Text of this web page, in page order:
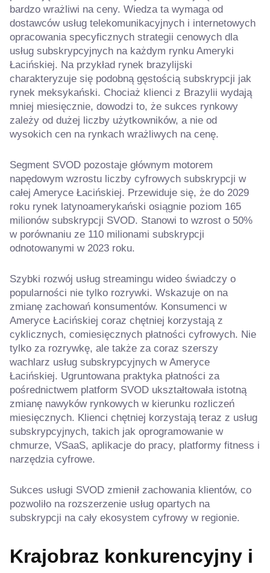
bardzo wrażliwi na ceny. Wiedza ta wymaga od
dostawców usług telekomunikacyjnych i internetowych
opracowania specyficznych strategii cenowych dla
usług subskrypcyjnych na każdym rynku Ameryki
Łacińskiej. Na przykład rynek brazylijski
charakteryzuje się podobną gęstością subskrypcji jak
rynek meksykański. Chociaż klienci z Brazylii wydają
mniej miesięcznie, dowodzi to, że sukces rynkowy
zależy od dużej liczby użytkowników, a nie od
wysokich cen na rynkach wrażliwych na cenę.
Segment SVOD pozostaje głównym motorem
napędowym wzrostu liczby cyfrowych subskrypcji w
całej Ameryce Łacińskiej. Przewiduje się, że do 2029
roku rynek latynoamerykański osiągnie poziom 165
milionów subskrypcji SVOD. Stanowi to wzrost o 50%
w porównaniu ze 110 milionami subskrypcji
odnotowanymi w 2023 roku.
Szybki rozwój usług streamingu wideo świadczy o
popularności nie tylko rozrywki. Wskazuje on na
zmianę zachowań konsumentów. Konsumenci w
Ameryce Łacińskiej coraz chętniej korzystają z
cyklicznych, comiesięcznych płatności cyfrowych. Nie
tylko za rozrywkę, ale także za coraz szerszy
wachlarz usług subskrypcyjnych w Ameryce
Łacińskiej. Ugruntowana praktyka płatności za
pośrednictwem platform SVOD ukształtowała istotną
zmianę nawyków rynkowych w kierunku rozliczeń
miesięcznych. Klienci chętniej korzystają teraz z usług
subskrypcyjnych, takich jak oprogramowanie w
chmurze, VSaaS, aplikacje do pracy, platformy fitness i
narzędzia cyfrowe.
Sukces usługi SVOD zmienił zachowania klientów, co
pozwoliło na rozszerzenie usług opartych na
subskrypcji na cały ekosystem cyfrowy w regionie.
Krajobraz konkurencyjny i